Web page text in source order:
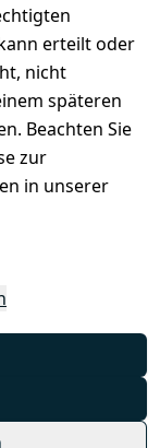
erteilt oder
nicht
späteren
Beachten Sie
zur
in unserer